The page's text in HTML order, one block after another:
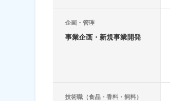
企画・管理
事業企画・新規事業開発
技術職（食品・香料・飼料）